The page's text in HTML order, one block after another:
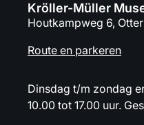
Kröller-Müller
Houtkampweg 6,
Route en parkeren
Dinsdag t/m zondag
10.00 tot 17.00 uur.